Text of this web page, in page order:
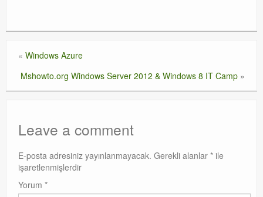
« Windows Azure
Mshowto.org Windows Server 2012 & Windows 8 IT Camp »
Leave a comment
E-posta adresiniz yayınlanmayacak. Gerekli alanlar * ile
işaretlenmişlerdir
Yorum *